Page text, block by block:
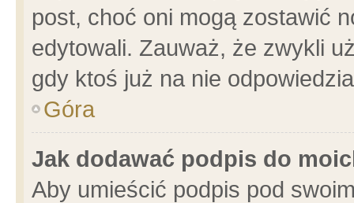
post, choć oni mogą zostawić
edytowali. Zauważ, że zwykli
gdy ktoś już na nie
Góra
Jak dodawać podpis do
Aby umieścić podpis pod